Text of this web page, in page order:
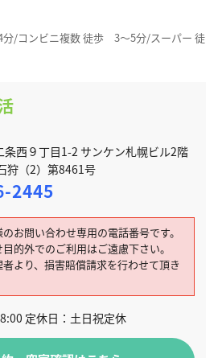
分/コンビニ複数 徒歩 3～5分/スーパー 徒
西９丁目1-2 サンケン札幌ビル2階
狩（2）第8461号
2445
お問い合わせ専用の電話番号です。
的外でのご利用はご遠慮下さい。
より、損害賠償請求を行わせて頂き
定休日：土日祝定休